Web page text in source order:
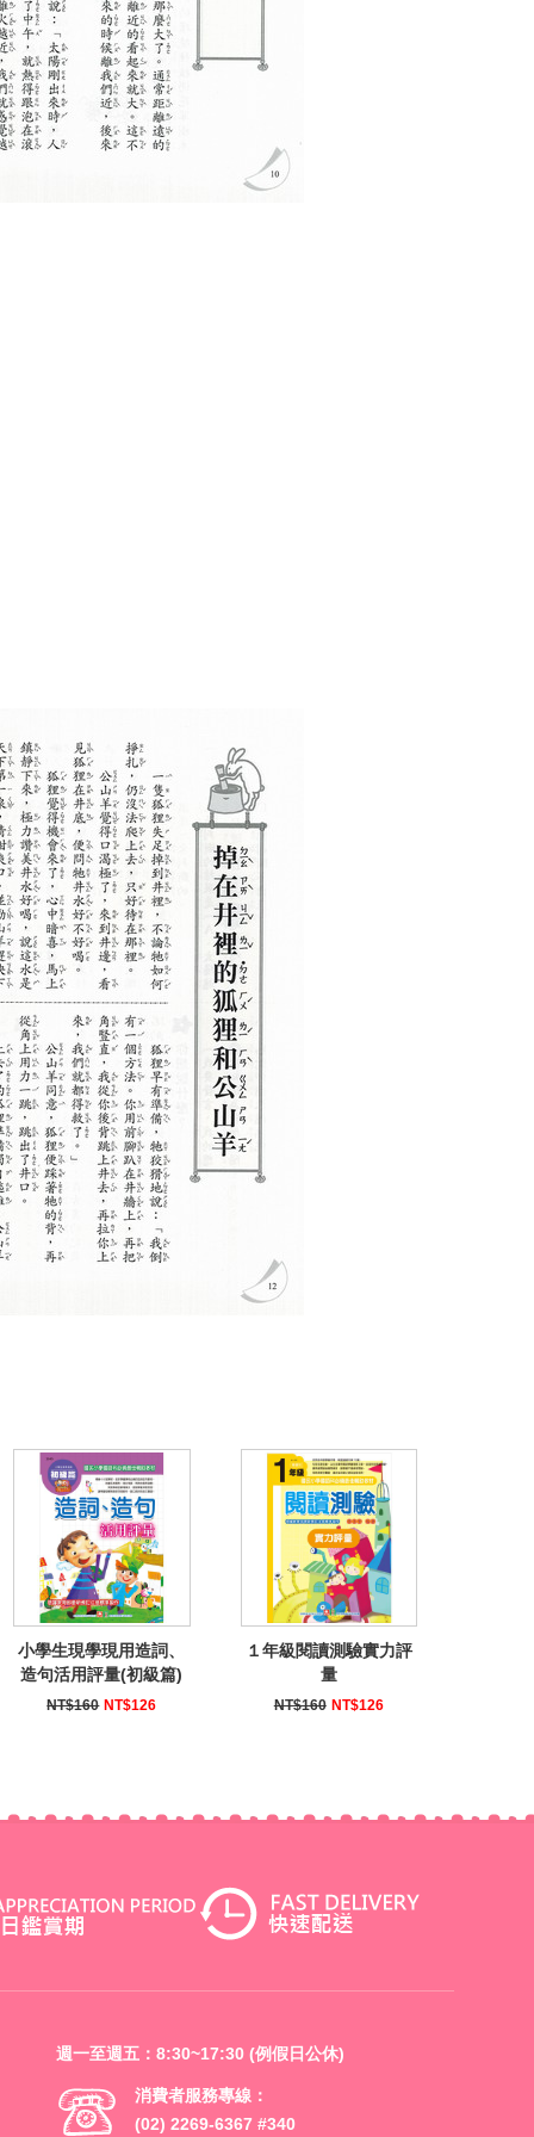
小學生現學現用造詞、
造句活用評量(初級篇)
NT$160 NT$126
１年級閱讀測驗實力評
量
NT$160 NT$126
週一至週五：8:30~17:30 (例假日公休)
消費者服務專線：
(02) 2269-6367 #340